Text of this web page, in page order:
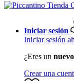
Iniciar sesión
Iniciar sesión
¿Eres un
Crear una